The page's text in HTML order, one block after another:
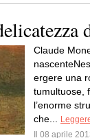
Claude
ergere una
tumultuose,
l’enorme
che...
Il 08 aprile